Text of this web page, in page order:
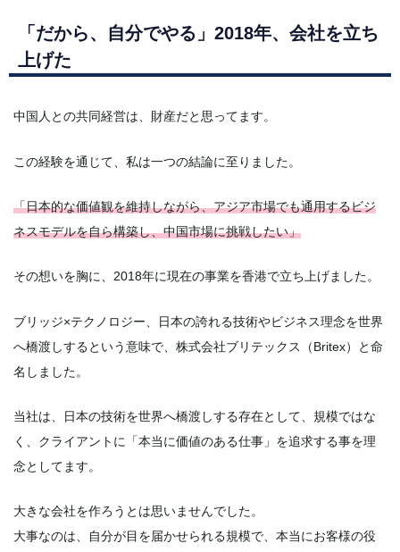
「だから、自分でやる」2018年、会社を立ち
上げた
中国人との共同経営は、財産だと思ってます。
この経験を通じて、私は一つの結論に至りました。
「日本的な価値観を維持しながら、アジア市場でも通用するビジ
ネスモデルを自ら構築し、中国市場に挑戦したい」
その想いを胸に、2018年に現在の事業を香港で立ち上げました。
ブリッジ×テクノロジー、日本の誇れる技術やビジネス理念を世界
へ橋渡しするという意味で、株式会社ブリテックス（Britex）と命
名しました。
当社は、日本の技術を世界へ橋渡しする存在として、規模ではな
く、クライアントに「本当に価値のある仕事」を追求する事を理
念としてます。
大きな会社を作ろうとは思いませんでした。
大事なのは、自分が目を届かせられる規模で、本当にお客様の役